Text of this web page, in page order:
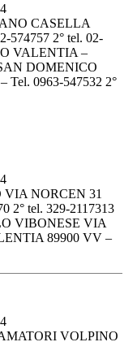
CASELLA
574757 2° tel. 02-
VALENTIA –
DOMENICO
0963-547532 2°
NORCEN 31
2° tel. 329-2117313
VIBONESE VIA
89900 VV –
VOLPINO